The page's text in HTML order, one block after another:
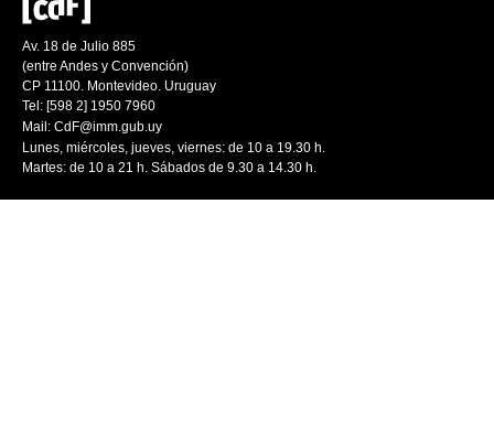
Av. 18 de Julio 885
(entre Andes y Convención)
CP 11100. Montevideo. Uruguay
Tel: [598 2] 1950 7960
Mail: CdF@imm.gub.uy
Lunes, miércoles, jueves, viernes: de 10 a 19.30 h.
Martes: de 10 a 21 h. Sábados de 9.30 a 14.30 h.